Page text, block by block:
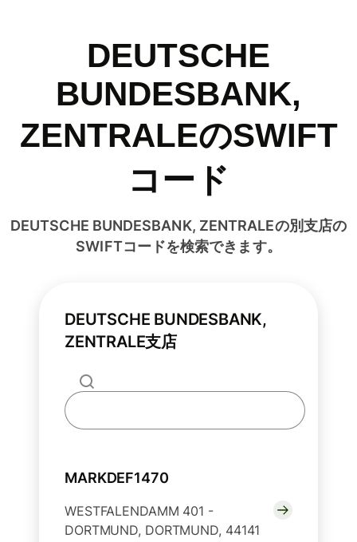
DEUTSCHE
BUNDESBANK,
ZENTRALEのSWIFT
コード
DEUTSCHE BUNDESBANK, ZENTRALEの別支店の
SWIFTコードを検索できます。
DEUTSCHE BUNDESBANK,
ZENTRALE支店
MARKDEF1470
WESTFALENDAMM 401 -
DORTMUND, DORTMUND, 44141